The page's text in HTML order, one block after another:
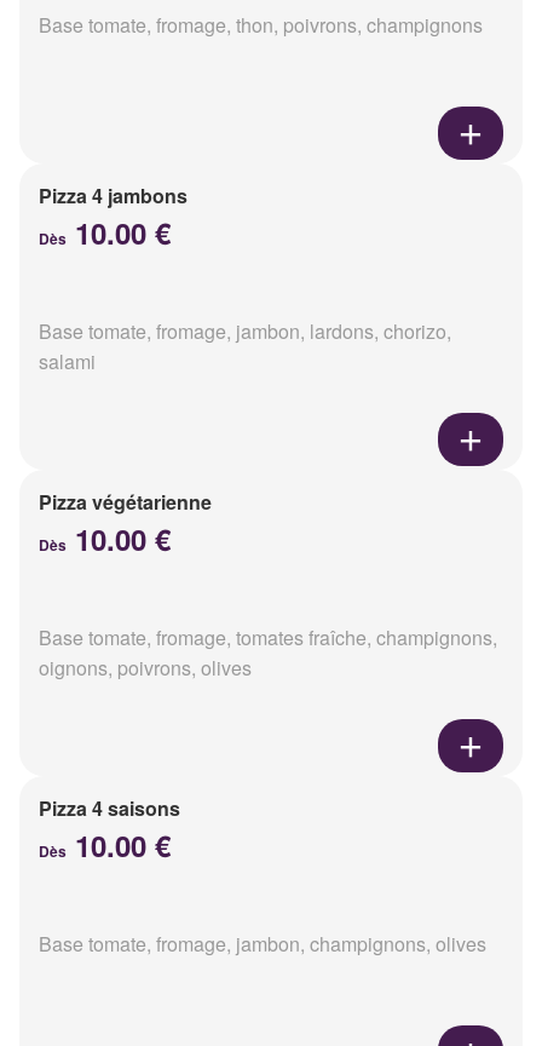
Base tomate, fromage, thon, poivrons, champignons
Pizza 4 jambons
Dès 10.00 €
Base tomate, fromage, jambon, lardons, chorizo,
salami
Pizza végétarienne
Dès 10.00 €
Base tomate, fromage, tomates fraîche, champignons,
oignons, poivrons, olives
Pizza 4 saisons
Dès 10.00 €
Base tomate, fromage, jambon, champignons, olives